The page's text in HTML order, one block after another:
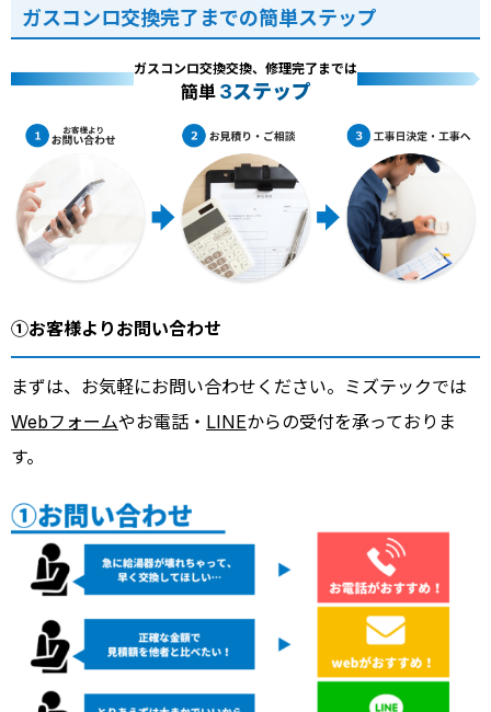
ガスコンロ交換完了までの簡単ステップ
ガスコンロ交換交換、修理完了までは
簡単 3ステップ
①お客様よりお問い合わせ
まずは、お気軽にお問い合わせください。ミズテックでは
Webフォームやお電話・ LINEからの受付を承っておりま
す。